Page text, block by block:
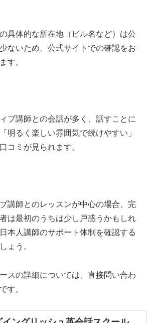
具体的な所在地（ビル名など）は公
ないため、公式サイトでの確認をお
す。
ィブ講師との会話が多く、話すことに
明るく楽しい雰囲気で続けやすい」
コミが見られます。
講師とのレッスンが中心の場合、完
は最初のうちは少し戸惑うかもしれ
本人講師のサポート体制を確認する
ょう。
スの詳細については、直接問い合わ
す。